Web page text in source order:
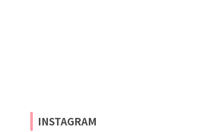
INSTAGRAM